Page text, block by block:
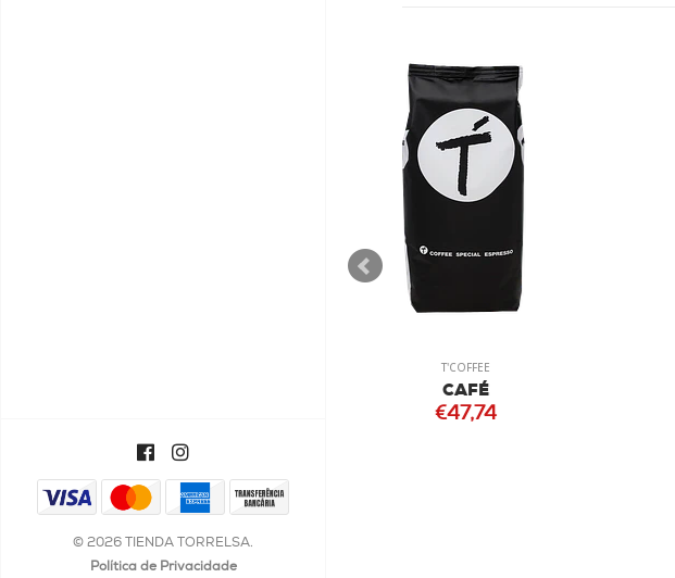
© 2026 TIENDA TORRELSA.
Política de Privacidade
COLOMBIA SUPREMO
ZAFIRO MOIDO